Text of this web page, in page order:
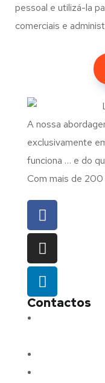
pessoal e utilizá-la
comerciais e
A nossa
exclusivamente
funciona … e do
Com mais de
Contactos